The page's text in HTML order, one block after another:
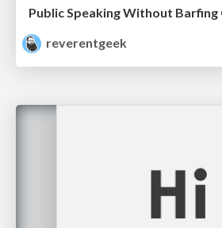
reverentgeek